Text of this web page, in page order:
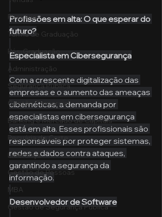
Pecuária
Turma de Graduação
Pós-Graduação
Administração
Segurança Publica
Gestão Comercial
Banking e Mercado de Capitais
Pecuária de Corte
Liderança
Gestão de Pessoas
MBA
Gestão de Segurança Publica
Profissões em alta: O que esperar do
futuro?
Especialista em Cibersegurança
Com a crescente digitalização das
empresas e o aumento das ameaças
cibernéticas, a demanda por
especialistas em cibersegurança
está em alta. Esses profissionais são
responsáveis por proteger sistemas,
redes e dados contra ataques,
garantindo a segurança da
informação.
Desenvolvedor de Software